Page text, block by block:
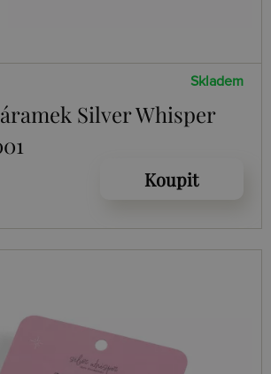
Skladem
Silver Whisper
Koupit